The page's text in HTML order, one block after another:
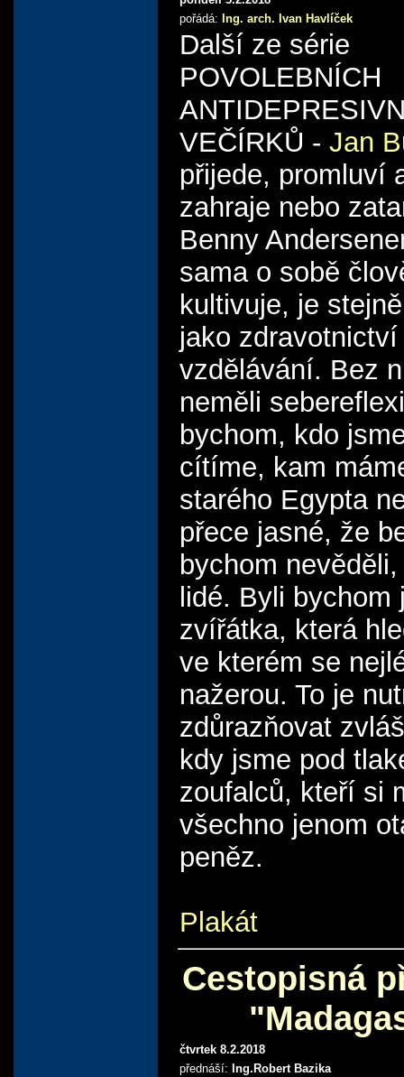
pořádá: Ing. arch. Ivan Havlíček
Další ze série
POVOLEBNÍCH
VEČÍRKŮ - Jan
přijede, promluví
zahraje nebo
Benny
sama o sobě
kultivuje, je
jako zdravotnictví
vzdělávání. Bez
neměli
bychom, kdo
cítíme, kam
starého Egypta
přece jasné, že
bychom
lidé. Byli bychom
zvířátka, která
ve kterém se
nažerou. To je
zdůrazňovat
kdy jsme pod
zoufalců, kteří si
všechno jenom
peněz.
Plakát
Cestopisná
čtvrtek 8.2.2018
přednáší: Ing.Robert Bazika